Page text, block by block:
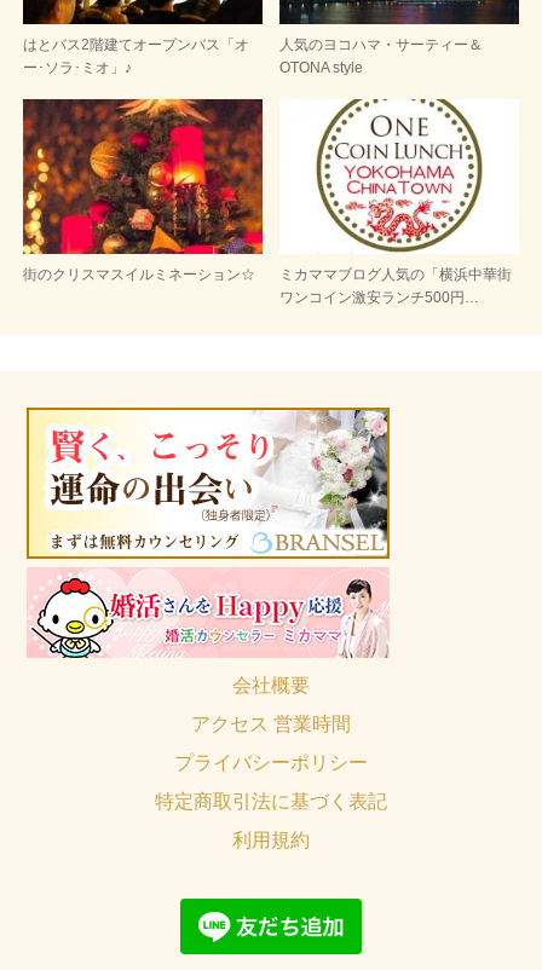
はとバス2階建てオープンバス「オ
ー･ソラ･ミオ」♪
人気のヨコハマ・サーティー＆
OTONA style
街のクリスマスイルミネーション☆
ミカママブログ人気の「横浜中華街
ワンコイン激安ランチ500円…
会社概要
アクセス 営業時間
プライバシーポリシー
特定商取引法に基づく表記
利用規約